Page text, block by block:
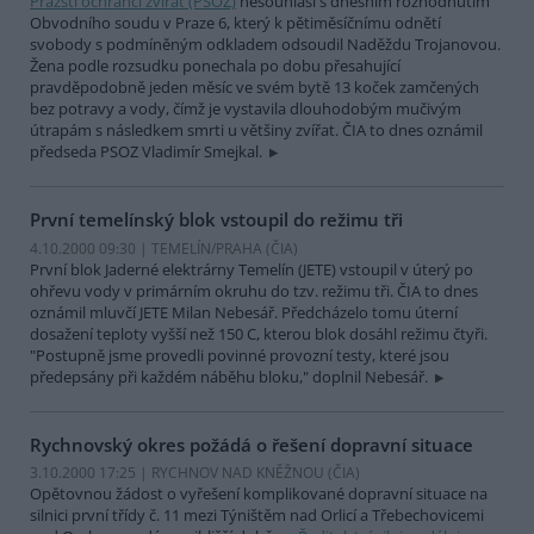
Obvodního soudu v Praze 6, který k pětiměsíčnímu odnětí
svobody s podmíněným odkladem odsoudil Naděždu Trojanovou.
Žena podle rozsudku ponechala po dobu přesahující
pravděpodobně jeden měsíc ve svém bytě 13 koček zamčených
bez potravy a vody, čímž je vystavila dlouhodobým mučivým
útrapám s následkem smrti u většiny zvířat. ČIA to dnes oznámil
předseda PSOZ Vladimír Smejkal.
První temelínský blok vstoupil do režimu tři
4.10.2000 09:30 | TEMELÍN/PRAHA (ČIA)
První blok Jaderné elektrárny Temelín (JETE) vstoupil v úterý po
ohřevu vody v primárním okruhu do tzv. režimu tři. ČIA to dnes
oznámil mluvčí JETE Milan Nebesář. Předcházelo tomu úterní
dosažení teploty vyšší než 150 C, kterou blok dosáhl režimu čtyři.
"Postupně jsme provedli povinné provozní testy, které jsou
předepsány při každém náběhu bloku," doplnil Nebesář.
Rychnovský okres požádá o řešení dopravní situace
3.10.2000 17:25 | RYCHNOV NAD KNĚŽNOU (ČIA)
Opětovnou žádost o vyřešení komplikované dopravní situace na
silnici první třídy č. 11 mezi Týništěm nad Orlicí a Třebechovicemi